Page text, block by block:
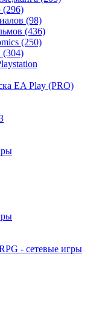
(296)
(98)
(436)
(250)
(304)
EA Play (PRO)
- сетевые игры